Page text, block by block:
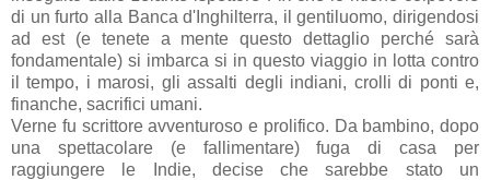
di un furto alla Banca d'Inghilterra, il gentiluomo, dirigendosi
ad est (e tenete a mente questo dettaglio perché sarà
fondamentale) si imbarca si in questo viaggio in lotta contro
il tempo, i marosi, gli assalti degli indiani, crolli di ponti e,
finanche, sacrifici umani.
Verne fu scrittore avventuroso e prolifico. Da bambino, dopo
una spettacolare (e fallimentare) fuga di casa per
raggiungere le Indie, decise che sarebbe stato un